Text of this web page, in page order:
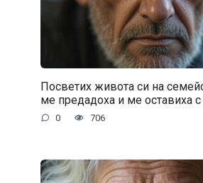
Посветих живота си на
ме предадоха и ме оставиха
0 706